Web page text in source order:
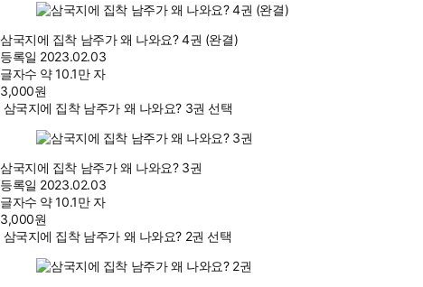
삼국지에 집착 남주가 왜 나와요? 4권 (완결)
등록일 2023.02.03
글자수 약 10.1만 자
3,000원
삼국지에 집착 남주가 왜 나와요? 3권 선택
삼국지에 집착 남주가 왜 나와요? 3권
등록일 2023.02.03
글자수 약 10.1만 자
3,000원
삼국지에 집착 남주가 왜 나와요? 2권 선택